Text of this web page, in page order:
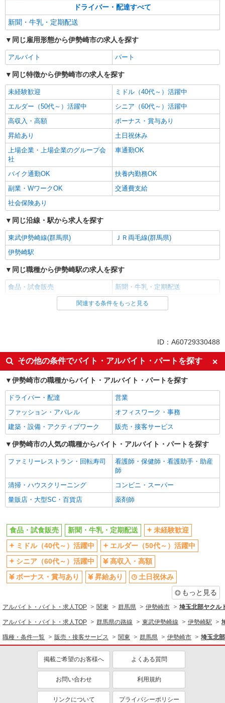
ドライバー・配達すべて
新聞・牛乳・定期配送
同じ雇用形態から伊勢崎市の求人を探す
アルバイト パート
同じ特徴から伊勢崎市の求人を探す
未経験歓迎
ミドル（40代～）活躍中
エルダー（50代～）活躍中
シニア（60代～）活躍中
高収入・高額
ボーナス・賞与あり
昇給あり
土日祝休み
上場企業・上場企業のグループ会
社
車通勤OK
バイク通勤OK
扶養内勤務OK
副業・WワークOK
交通費支給
社会保険あり
同じ沿線・駅から求人を探す
東武伊勢崎線(群馬県)
ＪＲ両毛線(群馬県)
伊勢崎駅
同じ職種から伊勢崎駅の求人を探す
食品・試食販売 新聞・牛乳・定期配送
同じ雇用形態から伊勢崎駅の求人を探す
未経験歓迎
ミドル（40代～）活躍中
エルダー（50代～）活躍中
シニア（60代～）活躍中
高収入・高額
ボーナス・賞与あり
昇給あり
土日祝休み
上場企業・上場企業のグループ会
社
車通勤OK
バイク通勤OK
副業・WワークOK
交通費支給
同じ職種から求人を探す
販売・接客サービス
ドライバー・配達
同じ特徴から求人を探す
未経験歓迎
ミドル（40代～）活躍中
ボーナス・賞与あり
土日祝休み
社
扶養内勤務OK
副業・WワークOK
交通費支給
社会保険あり
関連する条件をもっと見る
ID：A60729330488
その他の条件でバイト・アルバイト・パートを探す
伊勢崎市の職種からバイト・アルバイト・パートを探す
ドライバー・配達
営業
ファッション・アパレル
オフィスワーク・事務
建築・設備・アクティブワーク
販売・接客サービス
伊勢崎市の人気の職種からバイト・アルバイト・パートを探す
ファミリーレストラン・回転寿司
看護師・保健師・看護助手・助産
師
清掃・ハウスクリーニング
コンビニ・スーパー
量販店・大型SC・百貨店
薬剤師
食品・試食販売 新聞・牛乳・定期配送
未経験歓迎
ミドル（40代～）活躍中
エルダー（50代～）活躍中
シニア（60代～）活躍中
高収入・高額
ボーナス・賞与あり
昇給あり
土日祝休み
もっと見る
アルバイト・バイト・求人TOP 関東 群馬県 伊勢崎市 埼玉北部ヤクル
アルバイト・バイト・求人TOP 群馬県の路線 東武伊勢崎線 伊勢崎駅
職種・条件一覧 販売・接客サービス 関東 群馬県 伊勢崎市 埼玉北
掲載ご希望のお客様へ よくある質問
お問い合わせ 利用規約
リンクについて プライバシーポリシー